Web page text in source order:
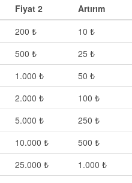
Fiyat 2
Artırım
200 ₺
10 ₺
500 ₺
25 ₺
1.000 ₺
50 ₺
2.000 ₺
100 ₺
5.000 ₺
250 ₺
10.000 ₺
500 ₺
25.000 ₺
1.000 ₺